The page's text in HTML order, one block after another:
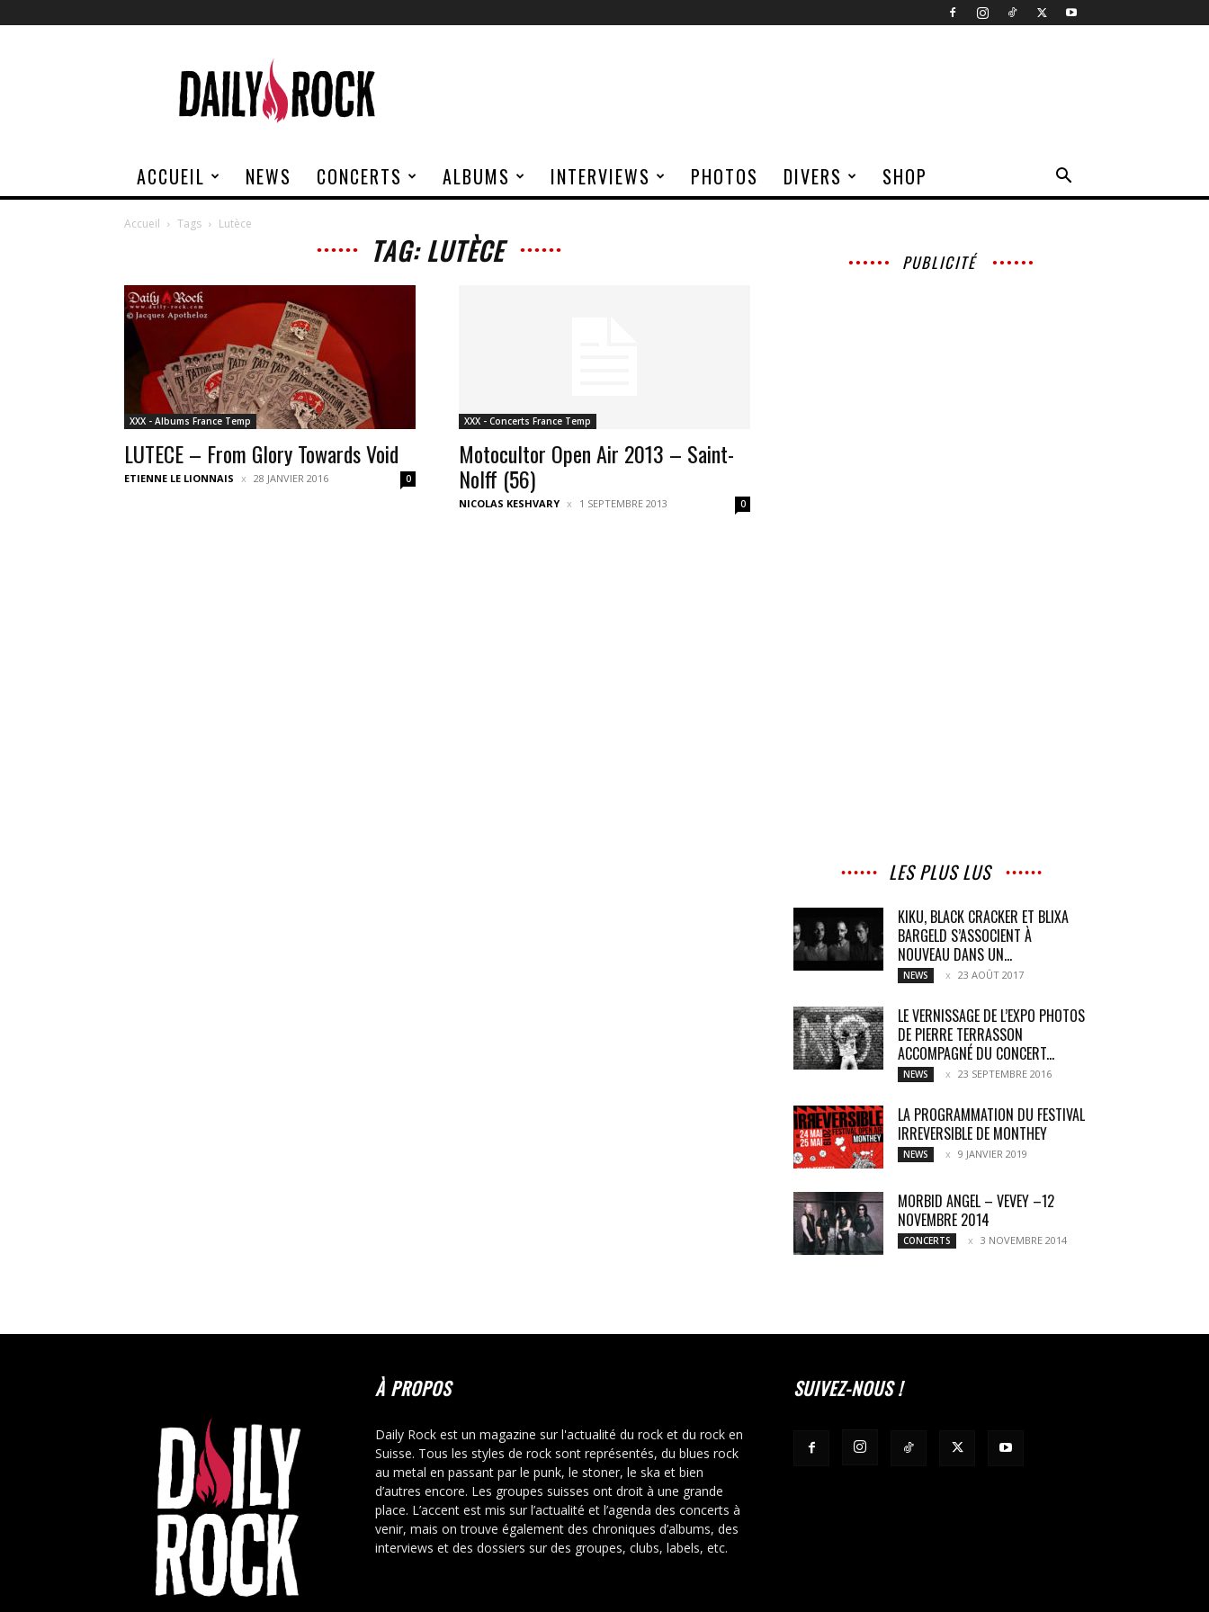
Rock
ACCUEIL NEWS CONCERTS ALBUMS INTERVIEWS PHOTOS DIVERS SHOP
Accueil Tags Lutèce
TAG: LUTÈCE
XXX - Albums France Temp
LUTECE – From Glory Towards Void
ETIENNE LE LIONNAIS 28 JANVIER 2016 0
XXX - Concerts France Temp
Motocultor Open Air 2013 – Saint-
Nolff (56)
NICOLAS KESHVARY 1 SEPTEMBRE 2013 0
PUBLICITÉ
LES PLUS LUS
KIKU, BLACK CRACKER ET BLIXA
BARGELD S’ASSOCIENT À
NOUVEAU DANS UN...
NEWS 23 AOÛT 2017
LE VERNISSAGE DE L’EXPO PHOTOS
DE PIERRE TERRASSON
ACCOMPAGNÉ DU CONCERT...
NEWS 23 SEPTEMBRE 2016
LA PROGRAMMATION DU FESTIVAL
IRREVERSIBLE DE MONTHEY
NEWS 9 JANVIER 2019
MORBID ANGEL – VEVEY –12
NOVEMBRE 2014
CONCERTS 3 NOVEMBRE 2014
À PROPOS
Daily Rock est un magazine sur l'actualité du rock et du rock en
Suisse. Tous les styles de rock sont représentés, du blues rock
au metal en passant par le punk, le stoner, le ska et bien
d’autres encore. Les groupes suisses ont droit à une grande
place. L’accent est mis sur l’actualité et l’agenda des concerts à
venir, mais on trouve également des chroniques d’albums, des
interviews et des dossiers sur des groupes, clubs, labels, etc.
SUIVEZ-NOUS !